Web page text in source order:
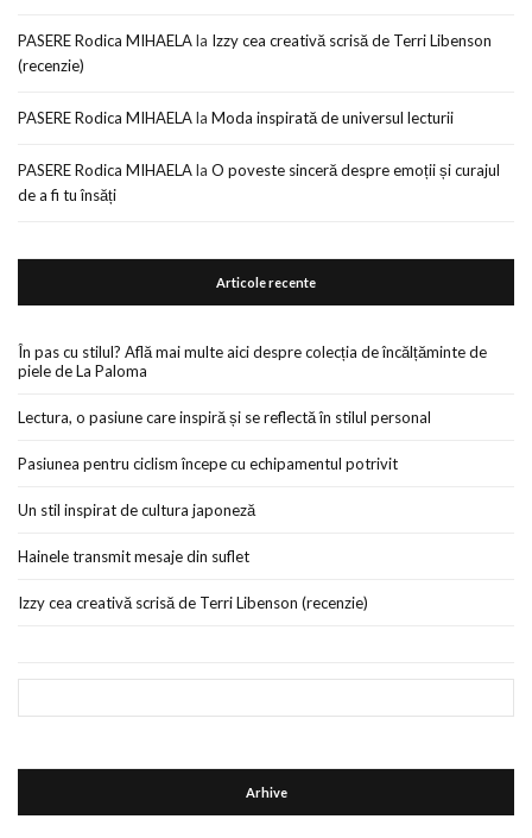
PASERE Rodica MIHAELAla Izzy cea creativă scrisă de Terri Libenson
(recenzie)
PASERE Rodica MIHAELAla Moda inspirată de universul lecturii
PASERE Rodica MIHAELAla O poveste sinceră despre emoții și curajul
de a fi tu însăți
Articole recente
În pas cu stilul? Află mai multe aici despre colecția de încălțăminte de
piele de La Paloma
Lectura, o pasiune care inspiră și se reflectă în stilul personal
Pasiunea pentru ciclism începe cu echipamentul potrivit
Un stil inspirat de cultura japoneză
Hainele transmit mesaje din suflet
Izzy cea creativă scrisă de Terri Libenson (recenzie)
Arhive